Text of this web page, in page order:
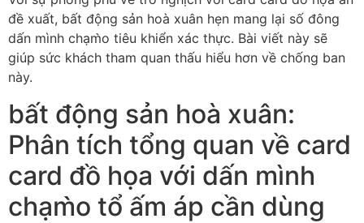
đề xuất, bất động sản hoà xuân hẹn mang lại số đông
dấn mình chạm̀o tiêu khiển xác thực. Bài viết này sẽ
giúp sức khách tham quan thấu hiểu hơn về chống ban
này.
bất động sản hoà xuân:
Phân tích tổng quan về card
card đồ họa với dấn mình
chạm̀o tổ ấm áp cần dùng